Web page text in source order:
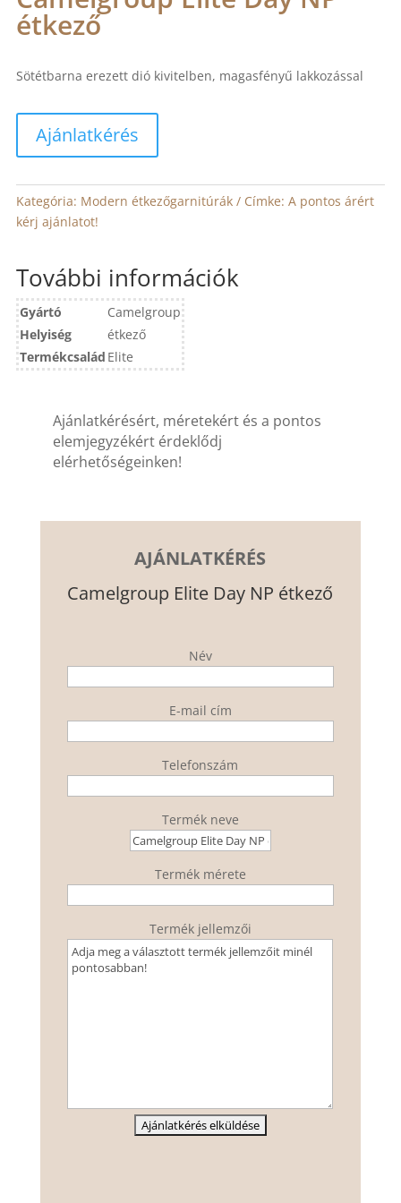
étkező
Sötétbarna erezett dió kivitelben, magasfényű lakkozással
Ajánlatkérés
Kategória: Modern étkezőgarnitúrák Címke: A pontos árért
kérj ajánlatot!
További információk
Gyártó
Camelgroup
Helyiség
étkező
Termékcsalád Elite
Ajánlatkérésért, méretekért és a pontos
elemjegyzékért érdeklődj
elérhetőségeinken!
AJÁNLATKÉRÉS
Camelgroup Elite Day NP étkező
Név
E-mail cím
Telefonszám
Termék neve
Termék mérete
Termék jellemzői